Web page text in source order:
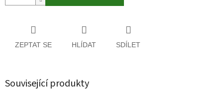
ZEPTAT SE HLÍDAT SDÍLET
Související produkty